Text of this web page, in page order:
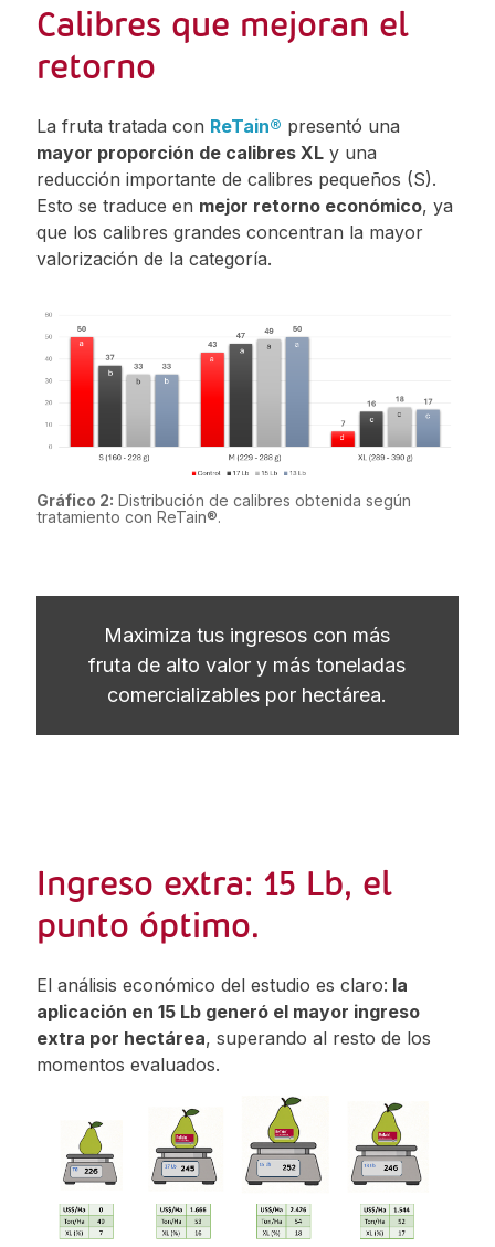
Calibres que mejoran el
retorno
La fruta tratada con ReTain® presentó una
mayor proporción de calibres XLy una
reducción importante de calibres pequeños (S).
Esto se traduce en mejor retorno económico, ya
que los calibres grandes concentran la mayor
valorización de la categoría.
Gráfico 2: Distribución de calibres obtenida según
tratamiento con ReTain®.
Maximiza tus ingresos con más
fruta de alto valor y más toneladas
comercializables por hectárea.
Ingreso extra: 15 Lb, el
punto óptimo.
El análisis económico del estudio es claro: la
aplicación en 15 Lb generó el mayor ingreso
extra por hectárea, superando al resto de los
momentos evaluados.